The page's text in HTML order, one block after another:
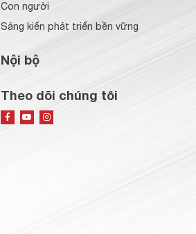
Con người
Sáng kiến phát triển bền vững
Nội bộ
Theo dõi chúng tôi